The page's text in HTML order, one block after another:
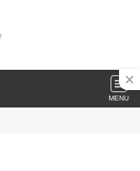
MENU